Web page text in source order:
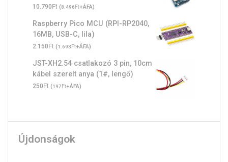
10.790Ft (8.496Ft+ÁFA)
Raspberry Pico MCU (RPI-RP2040,
16MB, USB-C, lila)
2.150Ft (1.693Ft+ÁFA)
JST-XH2.54 csatlakozó 3 pin, 10cm
kábel szerelt anya (1#, lengő)
250Ft (197Ft+ÁFA)
Újdonságok